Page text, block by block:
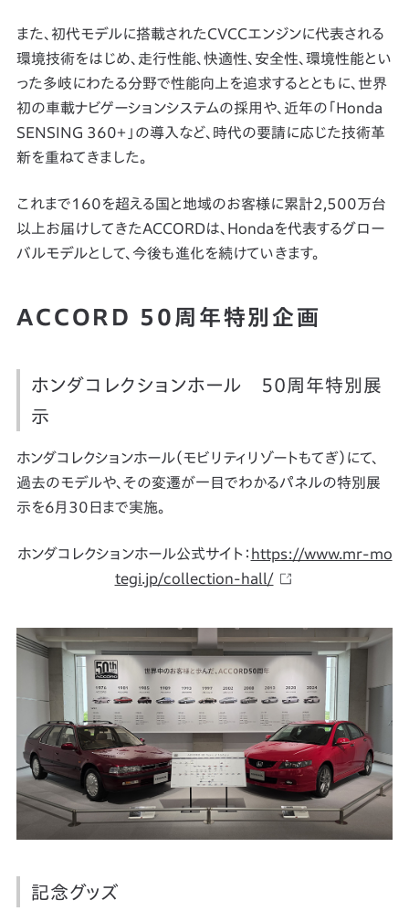
また、初代モデルに搭載されたCVCCエンジンに代表される
環境技術をはじめ、走行性能、快適性、安全性、環境性能とい
った多岐にわたる分野で性能向上を追求するとともに、世界
初の車載ナビゲーションシステムの採用や、近年の「Honda
SENSING 360＋」の導入など、時代の要請に応じた技術革
新を重ねてきました。
これまで160を超える国と地域のお客様に累計2,500万台
以上お届けしてきたACCORDは、Hondaを代表するグロー
バルモデルとして、今後も進化を続けていきます。
ACCORD 50周年特別企画
ホンダコレクションホール 50周年特別展
示
ホンダコレクションホール（モビリティリゾートもてぎ）にて、
過去のモデルや、その変遷が一目でわかるパネルの特別展
示を6月30日まで実施。
ホンダコレクションホール公式サイト： https://www.mr-mo
tegi.jp/collection-hall/
記念グッズ